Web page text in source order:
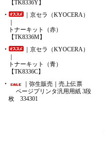
【TK8336Y】
｜京セラ（KYOCERA）
トナーキット（赤）
【TK8336M】
｜京セラ（KYOCERA）
トナーキット（青）
【TK8336C】
｜弥生販売｜売上伝票
ページプリンタ汎用用紙 3段
枚 334301